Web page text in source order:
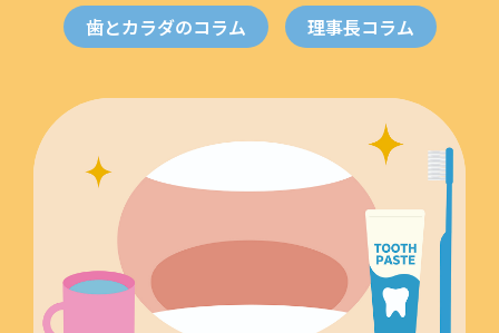
歯とカラダのコラム 理事長コラム